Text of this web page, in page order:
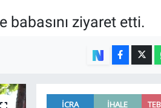
babasını ziyaret etti.